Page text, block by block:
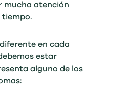
mucha atención
tiempo.
en cada
estar
alguno de los